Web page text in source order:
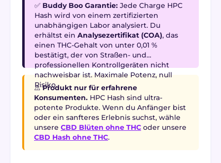
✅ Buddy Boo Garantie: Jede Charge HPC
Hash wird von einem zertifizierten
unabhängigen Labor analysiert. Du
erhältst ein Analysezertifikat (COA), das
einen THC-Gehalt von unter 0,01 %
bestätigt, der von Straßen- und
professionellen Kontrollgeräten nicht
nachweisbar ist. Maximale Potenz, null
Risiko.
⚠️Produkt nur für erfahrene
Konsumenten. HPC Hash sind ultra-
potente Produkte. Wenn du Anfänger bist
oder ein sanfteres Erlebnis suchst, wähle
unsere CBD Blüten ohne THC oder unsere
CBD Hash ohne THC.